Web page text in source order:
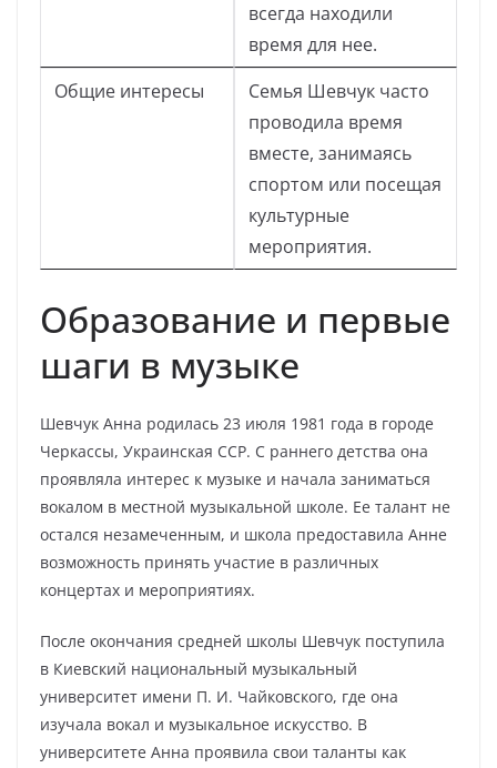
всегда находили
время для нее.
Общие интересы
Семья Шевчук часто
проводила время
вместе, занимаясь
спортом или посещая
культурные
мероприятия.
Образование и первые
шаги в музыке
Шевчук Анна родилась 23 июля 1981 года в городе
Черкассы, Украинская ССР. С раннего детства она
проявляла интерес к музыке и начала заниматься
вокалом в местной музыкальной школе. Ее талант не
остался незамеченным, и школа предоставила Анне
возможность принять участие в различных
концертах и мероприятиях.
После окончания средней школы Шевчук поступила
в Киевский национальный музыкальный
университет имени П. И. Чайковского, где она
изучала вокал и музыкальное искусство. В
университете Анна проявила свои таланты как